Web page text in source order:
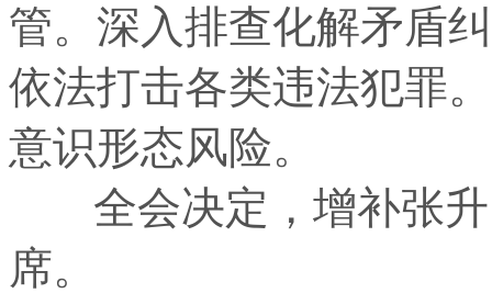
管。深入排查化解矛盾
依法打击各类违法犯罪
意识形态风险。
全会决定，增补张升
席。